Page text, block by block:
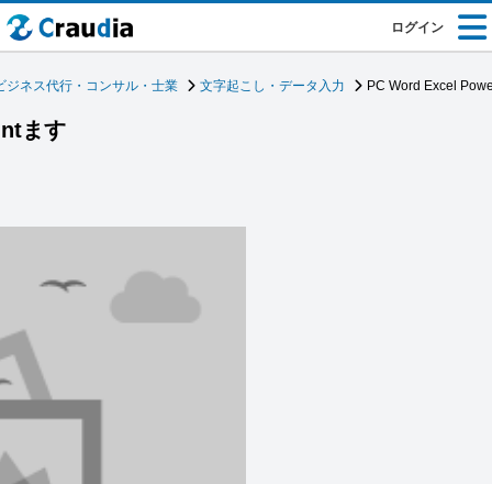
ログイン
ジネス代行・コンサル・士業 文字起こし・データ入力 PC Word Excel
ます